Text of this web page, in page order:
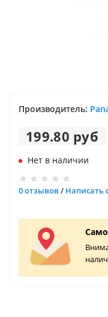
Производитель:
199.80 руб
Нет в наличии
0 отзывов/ Написать